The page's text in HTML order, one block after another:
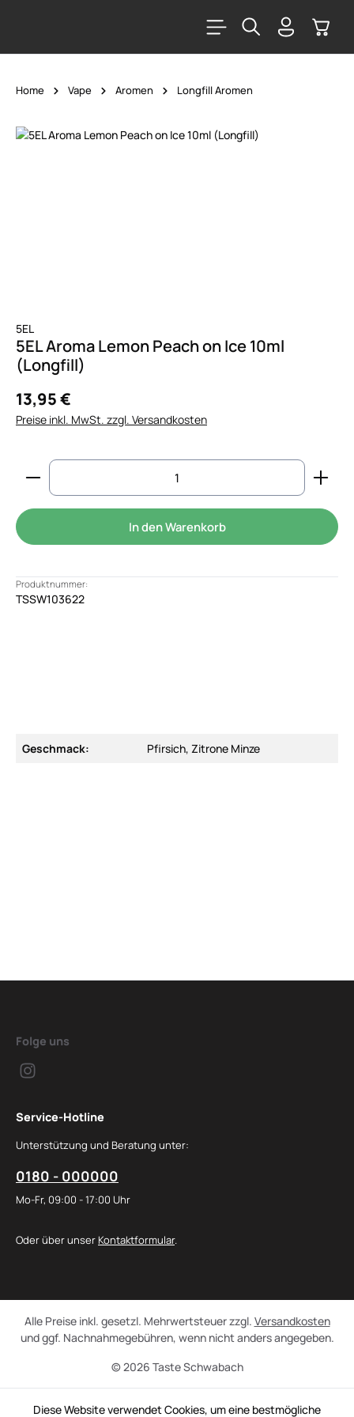
Home Vape Aromen Longfill Aromen
Bildergalerie überspringen
5EL
5EL Aroma Lemon Peach on Ice 10ml
(Longfill)
13,95 €
Preise inkl. MwSt. zzgl. Versandkosten
Produkt Anzahl: Gib den gewünschten Wert
In den Warenkorb
Produktnummer:
TSSW103622
Geschmack: Pfirsich, Zitrone Minze
Folge uns
Service-Hotline
Unterstützung und Beratung unter:
0180 - 000000
Mo-Fr, 09:00 - 17:00 Uhr
Oder über unser Kontaktformular.
© 2026 Taste Schwabach
Alle Preise inkl. gesetzl. Mehrwertsteuer zzgl. Versandkosten
und ggf. Nachnahmegebühren, wenn nicht anders angegeben.
Diese Website verwendet Cookies, um eine bestmögliche